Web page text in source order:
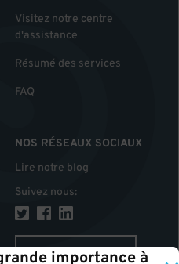
importance à
Visitez notre centre
d'assistance
Résumé des services
FAQ
NOS RÉSEAUX SOCIAUX
Lire notre blog
Suivez nous:
CANADA